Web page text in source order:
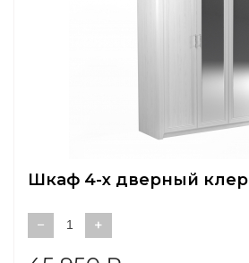
Шкаф 4-х дверный клер
− +